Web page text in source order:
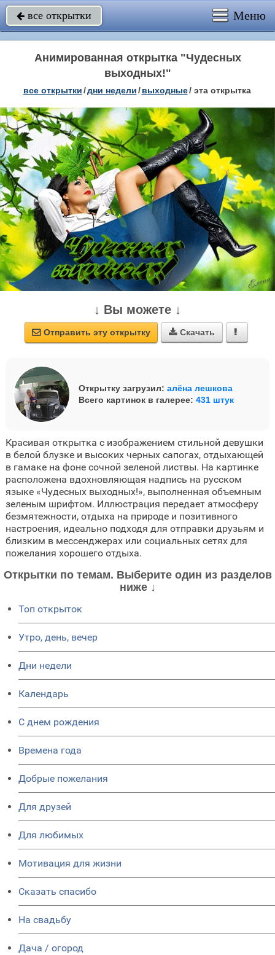
 все открытки Меню
Анимированная открытка "Чудесных
выходных!"
все открытки/дни недели/ выходные/ эта открытка
↓ Вы можете ↓
 Отправить эту открытку  Скачать 
Открытку загрузил: алёна лешкова
Всего картинок в галерее: 431 штук
Красивая открытка с изображением стильной девушки
в белой блузке и высоких черных сапогах, отдыхающей
в гамаке на фоне сочной зеленой листвы. На картинке
расположена вдохновляющая надпись на русском
языке «Чудесных выходных!», выполненная объемным
зеленым шрифтом. Иллюстрация передает атмосферу
безмятежности, отдыха на природе и позитивного
настроения, идеально подходя для отправки друзьям и
близким в мессенджерах или социальных сетях для
пожелания хорошего отдыха.
Открытки по темам. Выберите один из разделов
ниже ↓
Топ открыток
Утро, день, вечер
Дни недели
Календарь
C днем рождения
Времена года
Добрые пожелания
Для друзей
Для любимых
Мотивация для жизни
Сказать спасибо
На свадьбу
Дача / огород